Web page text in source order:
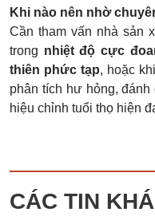
Khi nào nên nhờ
Cần tham vấn nhà sản
trong nhiệt độ cực
thiên phức tạp, hoặc
phân tích hư hỏng,
hiệu chỉnh tuổi thọ hiện
CÁC TIN